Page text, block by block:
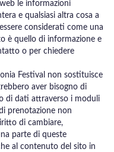
le informazioni
e qualsiasi altra cosa a
considerati come una
è quello di informazione e
o per chiedere
Festival non sostituisce
aver bisogno di
di dati attraverso i moduli
prenotazione non
di cambiare,
parte di queste
al contenuto del sito in